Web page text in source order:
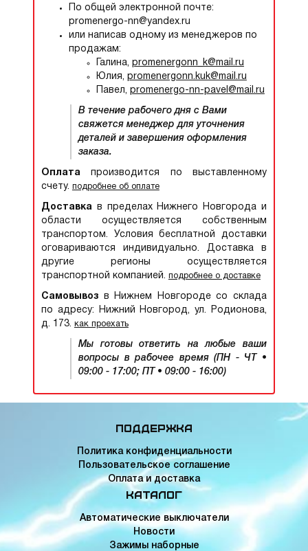
По общей электронной почте:
promenergo-nn@yandex.ru
или написав одному из менеджеров по
продажам:
Галина, promenergonn_k@mail.ru
Юлия, promenergonn.kuk@mail.ru
Павел, promenergo-nn-pavel@mail.ru
В течение рабочего дня с Вами
свяжется менеджер для уточнения
деталей и завершения оформления
заказа.
Оплатапроизводится по выставленному
счету. подробнее об оплате
Доставкав пределах Нижнего Новгорода и
области осуществляется собственным
транспортом. Условия бесплатной доставки
оговариваются индивидуально. Доставка в
другие регионы осуществляется
транспортной компанией. подробнее о доставке
Самовывозв Нижнем Новгороде со склада
по адресу: Нижний Новгород, ул. Родионова,
д. 173. как проехать
Мы готовы ответить на любые ваши
вопросы в рабочее время (ПН - ЧТ •
09:00 - 17:00; ПТ • 09:00 - 16:00)
Поддержка
Политика конфиденциальности
Пользовательское соглашение
Оплата и доставка
Каталог
Автоматические выключатели
Новости
Зажимы наборные